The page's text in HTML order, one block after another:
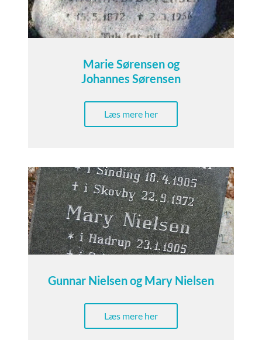
Marie Sørensen og
Johannes Sørensen
Læs mere her
Gunnar Nielsen og Mary Nielsen
Læs mere her